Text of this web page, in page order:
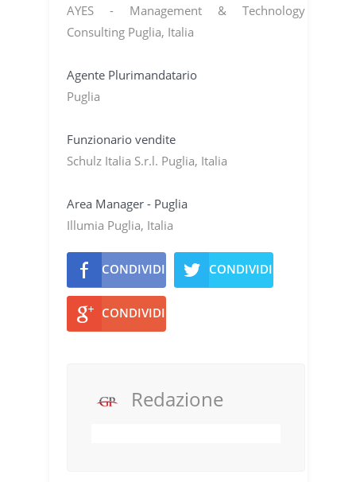
AYES - Management & Technology
Consulting Puglia, Italia
Agente Plurimandatario
Puglia
Funzionario vendite
Schulz Italia S.r.l. Puglia, Italia
Area Manager - Puglia
Illumia Puglia, Italia
CONDIVIDI CONDIVIDI
CONDIVIDI
Redazione